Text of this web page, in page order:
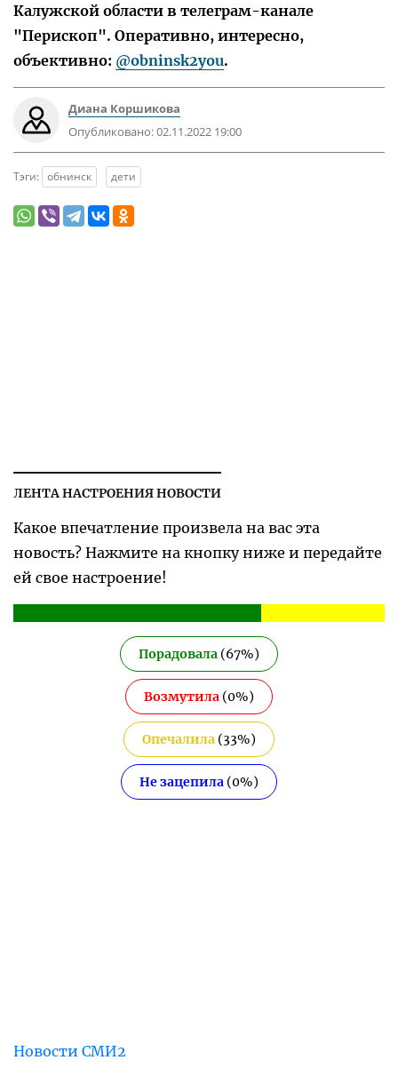
Калужской области в телеграм-канале
"Перископ". Оперативно, интересно,
объективно: @obninsk2you.
Диана Коршикова
Опубликовано:02.11.2022 19:00
Тэги: обнинск дети
ЛЕНТА НАСТРОЕНИЯ НОВОСТИ
Какое впечатление произвела на вас эта
новость? Нажмите на кнопку ниже и передайте
ей свое настроение!
Порадовала (67%)
Возмутила (0%)
Опечалила (33%)
Не зацепила (0%)
Новости СМИ2